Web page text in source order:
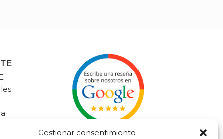
Gestionar consentimiento